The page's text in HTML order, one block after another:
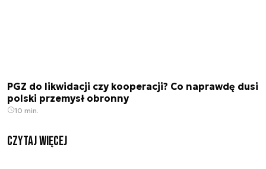
PGZ do likwidacji czy kooperacji? Co naprawdę dusi
polski przemysł obronny
10 min.
czytaj więcej